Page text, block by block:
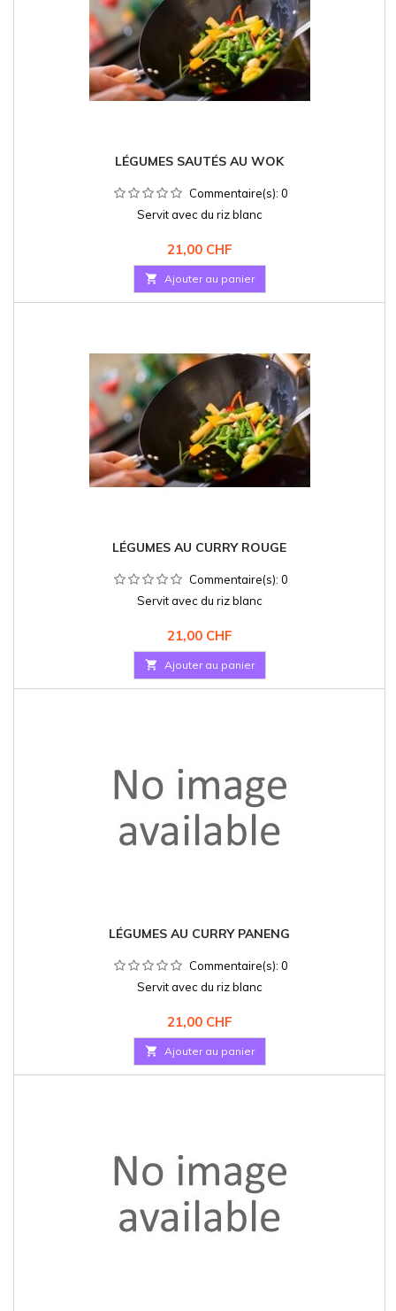
LÉGUMES SAUTÉS AU WOK
Commentaire(s): 0
Servit avec du riz blanc
Prix
21,00 CHF
 Ajouter au panier
LÉGUMES AU CURRY ROUGE
Commentaire(s): 0
Servit avec du riz blanc
Prix
21,00 CHF
 Ajouter au panier
LÉGUMES AU CURRY PANENG
Commentaire(s): 0
Servit avec du riz blanc
Prix
21,00 CHF
 Ajouter au panier